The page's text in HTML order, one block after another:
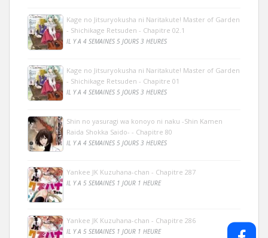
Kage no Jitsuryokusha ni Naritakute! Master of Garden
- Shichikage Retsuden - Chapitre 02.1
IL Y A 4 SEMAINES 5 JOURS 3 HEURES
Kage no Jitsuryokusha ni Naritakute! Master of Garden
- Shichikage Retsuden - Chapitre 01
IL Y A 4 SEMAINES 5 JOURS 3 HEURES
Shin no yasuragi wa konoyo ni naku -Shin Kamen
Raida Shokka Saido- - Chapitre 80
IL Y A 4 SEMAINES 5 JOURS 3 HEURES
Yankee JK Kuzuhana-chan - Chapitre 287
IL Y A 5 SEMAINES 1 JOUR 1 HEURE
Yankee JK Kuzuhana-chan - Chapitre 286
IL Y A 5 SEMAINES 1 JOUR 1 HEURE